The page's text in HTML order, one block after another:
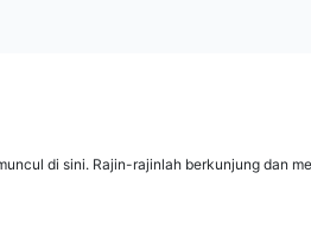
di sini. Rajin-rajinlah berkunjung dan